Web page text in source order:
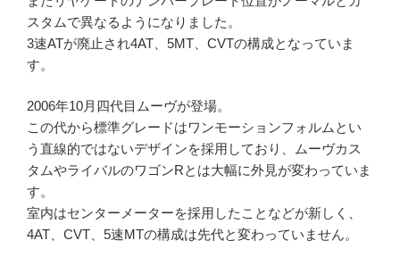
スタムで異なるようになりました。
3速ATが廃止され4AT、5MT、CVTの構成となっていま
す。
2006年10月四代目ムーヴが登場。
この代から標準グレードはワンモーションフォルムとい
う直線的ではないデザインを採用しており、ムーヴカス
タムやライバルのワゴンRとは大幅に外見が変わっていま
す。
室内はセンターメーターを採用したことなどが新しく、
4AT、CVT、5速MTの構成は先代と変わっていません。